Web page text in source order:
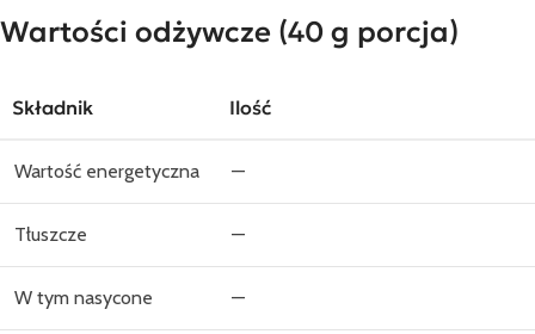
Wartości odżywcze (40 g porcja)
Składnik Ilość
Wartość energetyczna —
Tłuszcze —
W tym nasycone —